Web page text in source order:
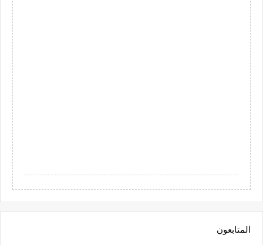
المتابعون